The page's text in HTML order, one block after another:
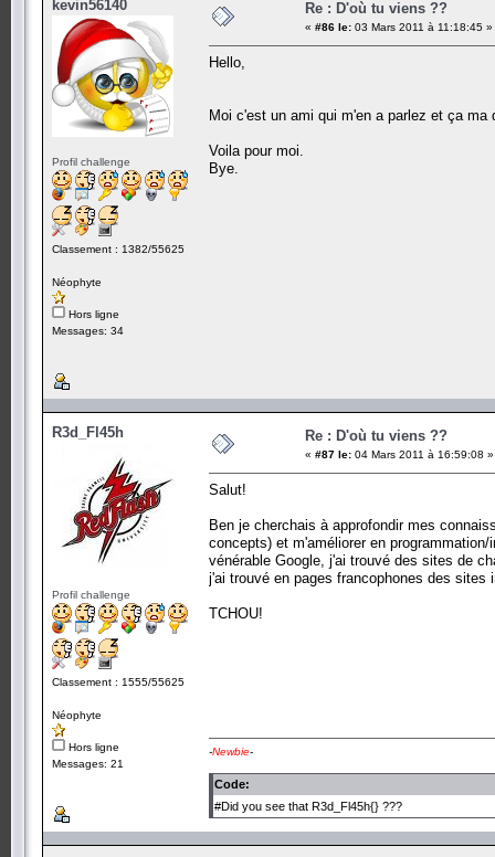
kevin56140
Profil challenge
Classement : 1382/55625
Néophyte
Hors ligne
Messages: 34
Re : D'où tu viens ??
« #86 le: 03 Mars 2011 à 11:18:45 »
Hello,
Moi c'est un ami qui m'en a parlez et ça
Voila pour moi.
Bye.
R3d_Fl45h
Profil challenge
Classement : 1555/55625
Néophyte
Hors ligne
Messages: 21
Re : D'où tu viens ??
« #87 le: 04 Mars 2011 à 16:59:08 »
Salut!
Ben je cherchais à approfondir mes
concepts) et m'améliorer en
vénérable Google, j'ai trouvé des sites de
j'ai trouvé en pages francophones des
TCHOU!
-Newbie-
Code:
#Did you see that R3d_Fl45h{} ???